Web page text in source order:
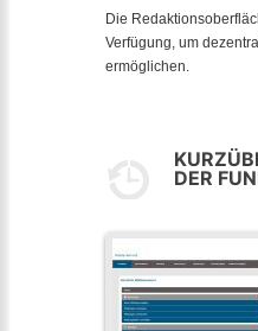
Die
Verfügung, um
ermöglichen.
DER